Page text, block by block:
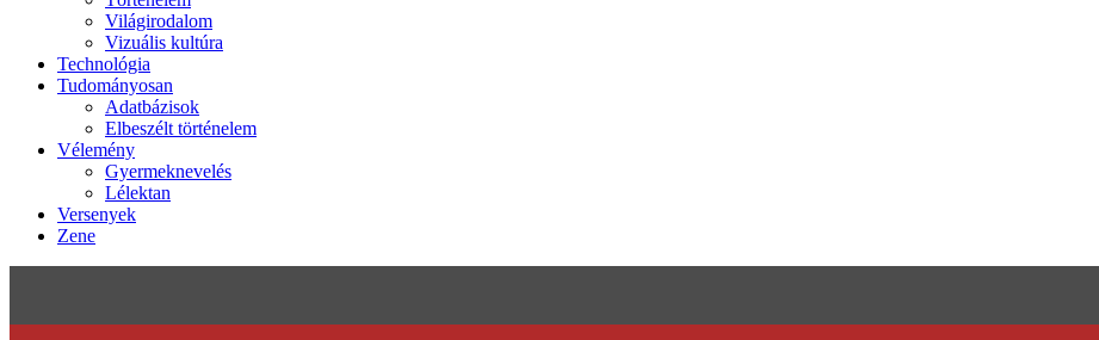
Világirodalom
Vizuális kultúra
Technológia
Tudományosan
Adatbázisok
Elbeszélt történelem
Vélemény
Gyermeknevelés
Lélektan
Versenyek
Zene